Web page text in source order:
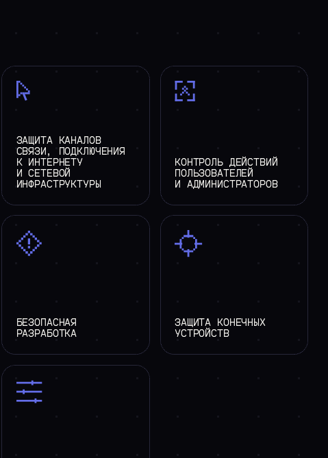
ЗАЩИТА КАНАЛОВ
СВЯЗИ, ПОДКЛЮЧЕНИЯ
К ИНТЕРНЕТУ
И СЕТЕВОЙ
ИНФРАСТРУКТУРЫ
КОНТРОЛЬ ДЕЙСТВИЙ
ПОЛЬЗОВАТЕЛЕЙ
И АДМИНИСТРАТОРОВ
БЕЗОПАСНАЯ
РАЗРАБОТКА
ЗАЩИТА КОНЕЧНЫХ
УСТРОЙСТВ